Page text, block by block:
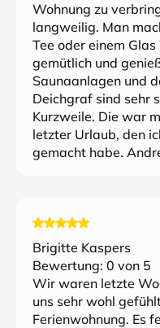
Wohnung zu
langweilig. Man
Tee oder einem
gemütlich und
Saunaanlagen und
Deichgraf sind sehr
Kurzweile. Die war
letzter Urlaub, den
gemacht habe.
Brigitte Kaspers
Bewertung: 0 von 5
Wir waren letzte
uns sehr wohl
Ferienwohnung. Es